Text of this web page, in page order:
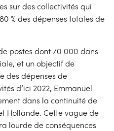
sur des collectivités qui
% des dépenses totales de
postes dont 70 000 dans
et un objectif de
des dépenses de
d’ici 2022, Emmanuel
dans la continuité de
Hollande. Cette vague de
lourde de conséquences